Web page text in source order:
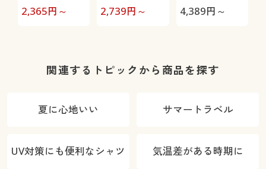
ージーパンツ
2,365円～
チパンツ(吸汗
2,739円～
ッチパンツ(股
4,389円～
関連するトピックから商品を探す
夏に心地いい サマートラベル
UV対策にも便利なシャツ 気温差がある時期に